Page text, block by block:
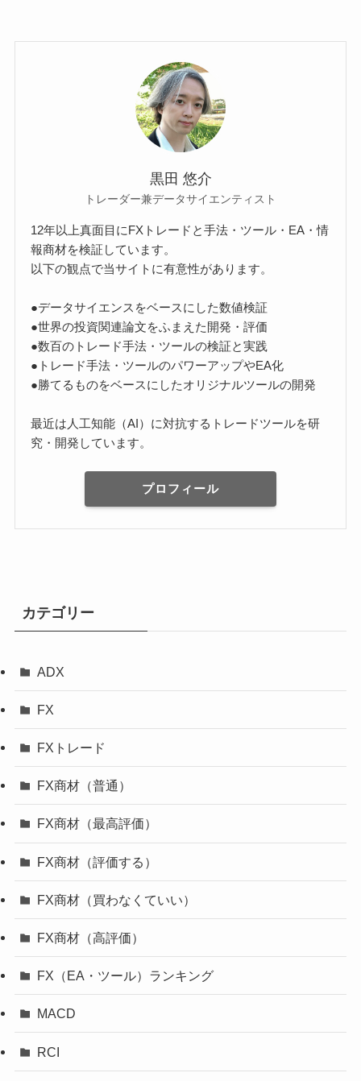
黒田 悠介
トレーダー兼データサイエンティスト
12年以上真面目にFXトレードと手法・ツール・EA・情
報商材を検証しています。
以下の観点で当サイトに有意性があります。
●データサイエンスをベースにした数値検証
●世界の投資関連論文をふまえた開発・評価
●数百のトレード手法・ツールの検証と実践
●トレード手法・ツールのパワーアップやEA化
●勝てるものをベースにしたオリジナルツールの開発
最近は人工知能（AI）に対抗するトレードツールを研
究・開発しています。
プロフィール
カテゴリー
ADX
FX
FXトレード
FX商材（普通）
FX商材（最高評価）
FX商材（評価する）
FX商材（買わなくていい）
FX商材（高評価）
FX（EA・ツール）ランキング
MACD
RCI